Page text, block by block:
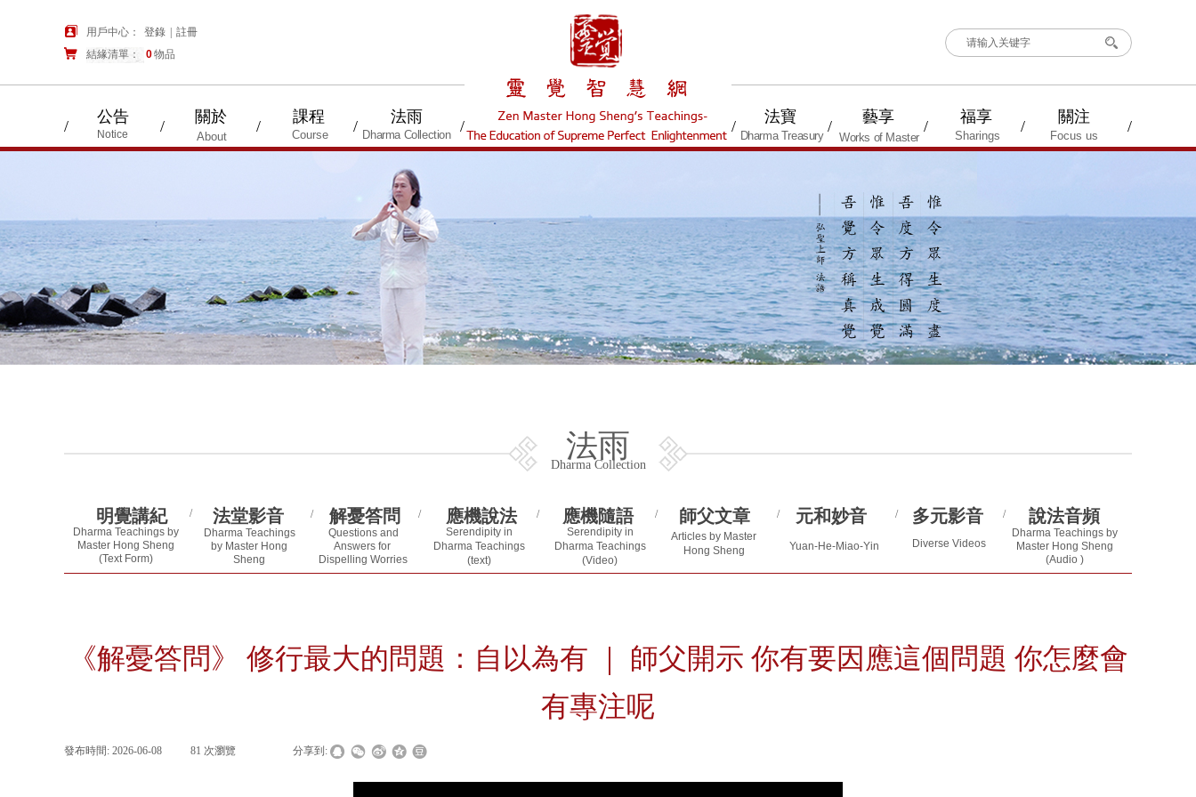
Dharma Teachings
by Master Hong
Sheng
(Video)
公告 關於 課程 法雨
/ /
/ /
/ / /
/
/
/
法寶 藝享 福享 關注
登錄 註冊
用戶中心：
購物車
0物品
結緣清單：
搜索
Dharma Teachings by
Master Hong Sheng
(Audio )
Yuan-He-Miao-Yin
Course Dharma Collection
Notice Sharings Focus us
Dharma Treasury
About Works of Master
法雨
Dharma Collection
明覺講紀 法堂影音 解憂答問 應機說法 應機隨語 師父文章 元和妙音 多元影音 說法音頻
/ /
/ /
/
/
/
/
Serendipity in
Dharma Teachings
(Video)
Serendipity in
Dharma Teachings
(text)
Dharma Teachings by
Master Hong Sheng
(Text Form)
Questions and
Answers for
Dispelling Worries
Articles by Master
Hong Sheng
Diverse Videos
《解憂答問》 修行最大的問題：自以為有 ｜ 師父開示 你有要因應這個問題 你怎麼會
有專注呢
發布時間: 2026-06-08 81 次瀏覽 分享到: